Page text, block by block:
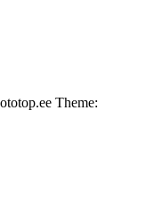
Theme: